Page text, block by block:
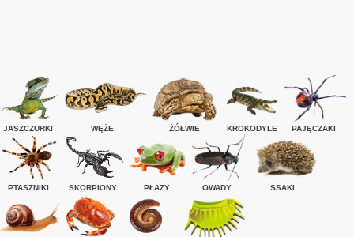
JASZCZURKI WĘŻE ŻÓŁWIE KROKODYLE PAJĘCZAKI
PTASZNIKI SKORPIONY PŁAZY OWADY SSAKI